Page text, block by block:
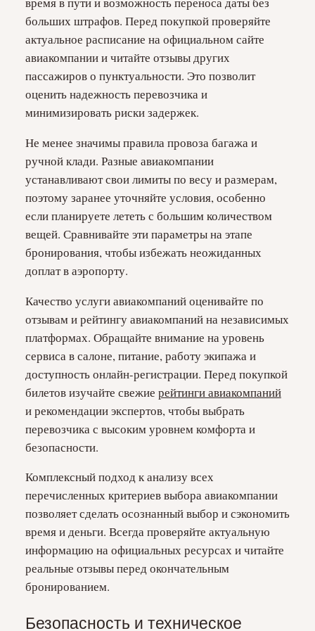
больших штрафов. Перед покупкой проверяйте
актуальное расписание на официальном сайте
авиакомпании и читайте отзывы других
пассажиров о пунктуальности. Это позволит
оценить надежность перевозчика и
минимизировать риски задержек.
Не менее значимы правила провоза багажа и
ручной клади. Разные авиакомпании
устанавливают свои лимиты по весу и размерам,
поэтому заранее уточняйте условия, особенно
если планируете лететь с большим количеством
вещей. Сравнивайте эти параметры на этапе
бронирования, чтобы избежать неожиданных
доплат в аэропорту.
Качество услуги авиакомпаний оценивайте по
отзывам и рейтингу авиакомпаний на независимых
платформах. Обращайте внимание на уровень
сервиса в салоне, питание, работу экипажа и
доступность онлайн-регистрации. Перед покупкой
билетов изучайте свежие рейтинги авиакомпаний
и рекомендации экспертов, чтобы выбрать
перевозчика с высоким уровнем комфорта и
безопасности.
Комплексный подход к анализу всех
перечисленных критериев выбора авиакомпании
позволяет сделать осознанный выбор и сэкономить
время и деньги. Всегда проверяйте актуальную
информацию на официальных ресурсах и читайте
реальные отзывы перед окончательным
бронированием.
Безопасность и техническое